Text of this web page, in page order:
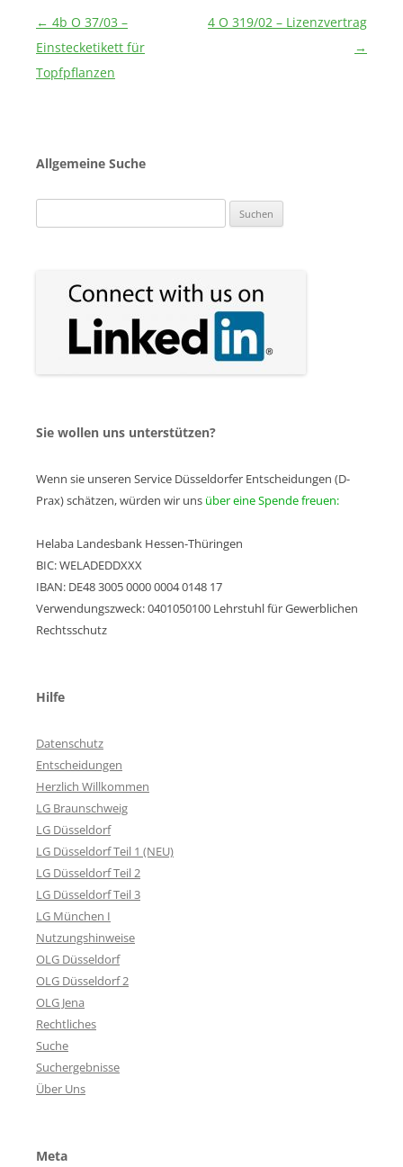
Beitragsnavigation
← 4b O 37/03 –
Einstecketikett für
Topfpflanzen
4 O 319/02 – Lizenzvertrag
→
Allgemeine Suche
nach:
Sie wollen uns unterstützen?
Wenn sie unseren Service Düsseldorfer Entscheidungen (D-
Prax) schätzen, würden wir uns über eine Spende freuen:
Helaba Landesbank Hessen-Thüringen
BIC: WELADEDDXXX
IBAN: DE48 3005 0000 0004 0148 17
Verwendungszweck: 0401050100 Lehrstuhl für Gewerblichen
Rechtsschutz
Hilfe
Datenschutz
Entscheidungen
Herzlich Willkommen
LG Braunschweig
LG Düsseldorf
LG Düsseldorf Teil 1 (NEU)
LG Düsseldorf Teil 2
LG Düsseldorf Teil 3
LG München I
Nutzungshinweise
OLG Düsseldorf
OLG Düsseldorf 2
OLG Jena
Rechtliches
Suche
Suchergebnisse
Über Uns
Meta